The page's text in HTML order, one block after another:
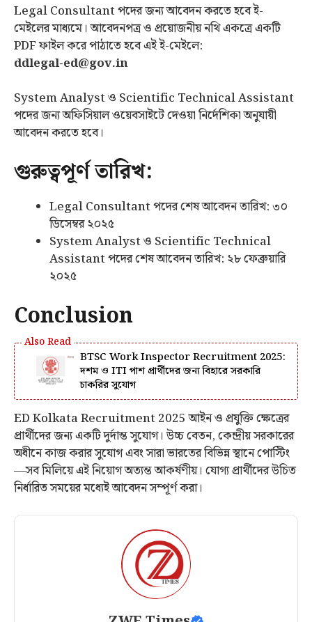
Legal Consultant পদের জন্য আবেদন করতে হবে ই-
মেইলের মাধ্যমে। আবেদনপত্র ও প্রয়োজনীয় নথি একত্রে একটি
PDF ফাইল করে পাঠাতে হবে এই ই-মেইলে:
ddlegal-ed@gov.in
System Analyst ও Scientific Technical Assistant
পদের জন্য অফিসিয়াল ওয়েবসাইটে দেওয়া নির্দেশিকা অনুযায়ী
আবেদন করতে হবে।
গুরুত্বপূর্ণ তারিখ:
Legal Consultant পদের শেষ আবেদন তারিখ: ৩০
ডিসেম্বর ২০২৫
System Analyst ও Scientific Technical
Assistant পদের শেষ আবেদন তারিখ: ২৮ ফেব্রুয়ারি
২০২৫
Conclusion
BTSC Work Inspector Recruitment 2025:
দশম ও ITI পাশ প্রার্থীদের জন্য বিহারে সরকারি
চাকরির সুযোগ
ED Kolkata Recruitment 2025 আইন ও প্রযুক্তি ক্ষেত্রের
প্রার্থীদের জন্য একটি দুর্দান্ত সুযোগ। উচ্চ বেতন, কেন্দ্রীয় সরকারের
অধীনে কাজ করার সুযোগ এবং সারা ভারতের বিভিন্ন স্থানে পোস্টিং
—সব মিলিয়ে এই নিয়োগ অত্যন্ত আকর্ষণীয়। যোগ্য প্রার্থীদের উচিত
নির্ধারিত সময়ের মধ্যেই আবেদন সম্পূর্ণ করা।